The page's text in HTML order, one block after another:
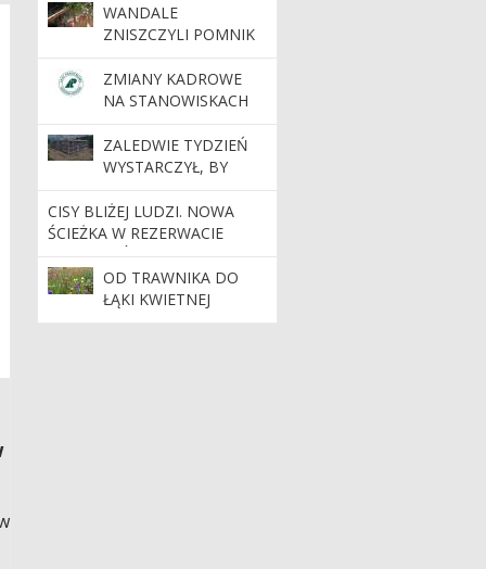
WANDALE
ZNISZCZYLI POMNIK
PRZYRODY „JASKINIA
BAJKA”
ZMIANY KADROWE
NA STANOWISKACH
KIEROWNICZYCH
ZALEDWIE TYDZIEŃ
WYSTARCZYŁ, BY
POWSTAŁA BRYŁA
NOWEJ SIEDZIBY
NADLEŚNICTWA
DOBRZEJEWICE
CISY BLIŻEJ LUDZI. NOWA
ŚCIEŻKA W REZERWACIE
JELENIA GÓRA
OD TRAWNIKA DO
ŁĄKI KWIETNEJ